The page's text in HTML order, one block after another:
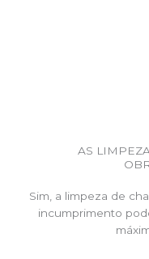
AS
Sim, a limpeza de
incumprimento